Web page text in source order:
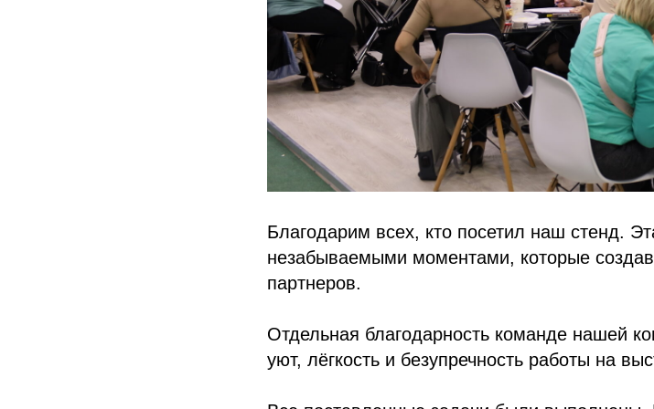
Благодарим всех, кто посетил наш стенд.
незабываемыми моментами, которые
партнеров.
Отдельная благодарность команде нашей
уют, лёгкость и безупречность работы на